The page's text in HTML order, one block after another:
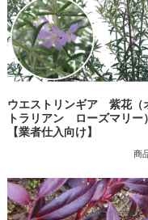
ウエストリンギア 紫花（
トラリアン ローズマリ
【業者仕入向け】
商